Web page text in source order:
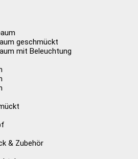
geschmückt
mit Beleuchtung
& Zubehör